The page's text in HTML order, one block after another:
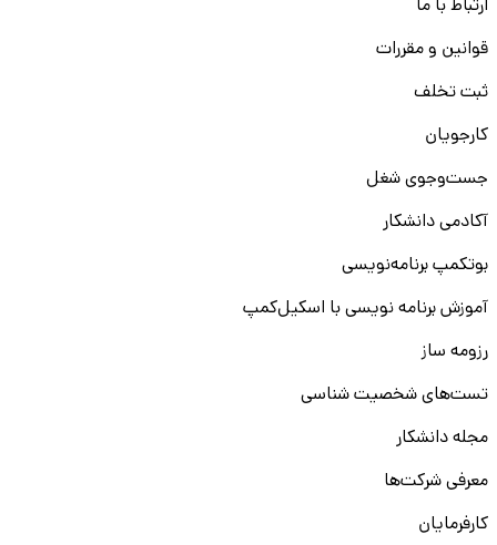
ارتباط با ما
قوانین و مقررات
ثبت تخلف
کارجویان
جست‌و‌جوی شغل
آکادمی دانشکار
بوتکمپ برنامه‌نویسی
آموزش برنامه نویسی با اسکیل‌کمپ
رزومه ساز
تست‌های شخصیت شناسی
مجله دانشکار
معرفی شرکت‌ها
کارفرمایان